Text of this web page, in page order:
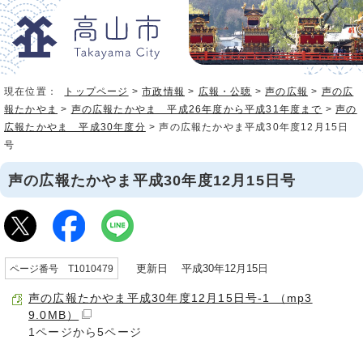
現在位置： トップページ >市政情報 > 広報・公聴 >声の広報 > 声の広
報たかやま > 声の広報たかやま 平成26年度から平成31年度まで >声の
広報たかやま 平成30年度分 > 声の広報たかやま平成30年度12月15日
号
声の広報たかやま平成30年度12月15日号
ページ番号 T1010479 更新日 平成30年12月15日
声の広報たかやま平成30年度12月15日号-1 （mp3
9.0MB）
1ページから5ページ